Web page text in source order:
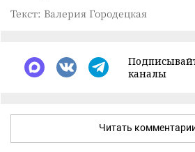
Текст: Валерия Городецкая
каналы
Читать